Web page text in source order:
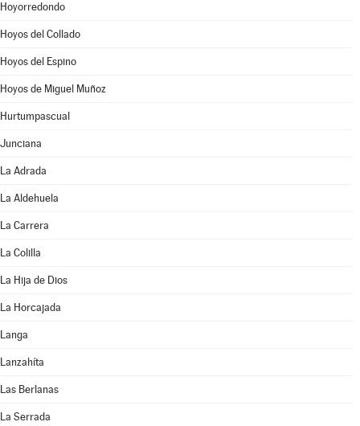
Hoyorredondo
Hoyos del Collado
Hoyos del Espino
Hoyos de Miguel Muñoz
Hurtumpascual
Junciana
La Adrada
La Aldehuela
La Carrera
La Colilla
La Hija de Dios
La Horcajada
Langa
Lanzahíta
Las Berlanas
La Serrada